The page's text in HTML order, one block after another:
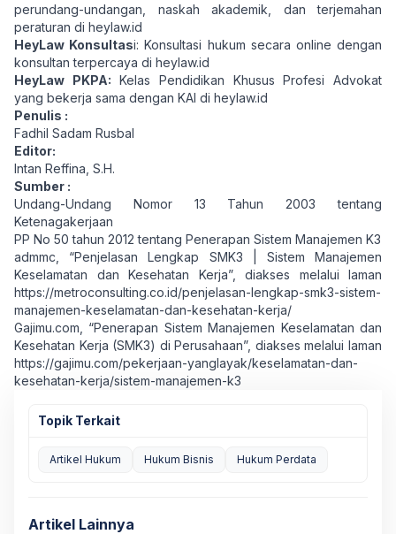
perundang-undangan, naskah akademik, dan terjemahan
peraturan di heylaw.id
HeyLaw Konsultasi: Konsultasi hukum secara online dengan
konsultan terpercaya di heylaw.id
HeyLaw PKPA: Kelas Pendidikan Khusus Profesi Advokat
yang bekerja sama dengan KAI di heylaw.id
Penulis :
Fadhil Sadam Rusbal
Editor:
Intan Reffina, S.H.
Sumber :
Undang-Undang Nomor 13 Tahun 2003 tentang
Ketenagakerjaan
PP No 50 tahun 2012 tentang Penerapan Sistem Manajemen K3
admmc, “Penjelasan Lengkap SMK3 | Sistem Manajemen
Keselamatan dan Kesehatan Kerja”, diakses melalui laman
https://metroconsulting.co.id/penjelasan-lengkap-smk3-sistem-
manajemen-keselamatan-dan-kesehatan-kerja/
Gajimu.com, “Penerapan Sistem Manajemen Keselamatan dan
Kesehatan Kerja (SMK3) di Perusahaan”, diakses melalui laman
https://gajimu.com/pekerjaan-yanglayak/keselamatan-dan-
kesehatan-kerja/sistem-manajemen-k3
Topik Terkait
Artikel Hukum Hukum Bisnis Hukum Perdata
Artikel Lainnya